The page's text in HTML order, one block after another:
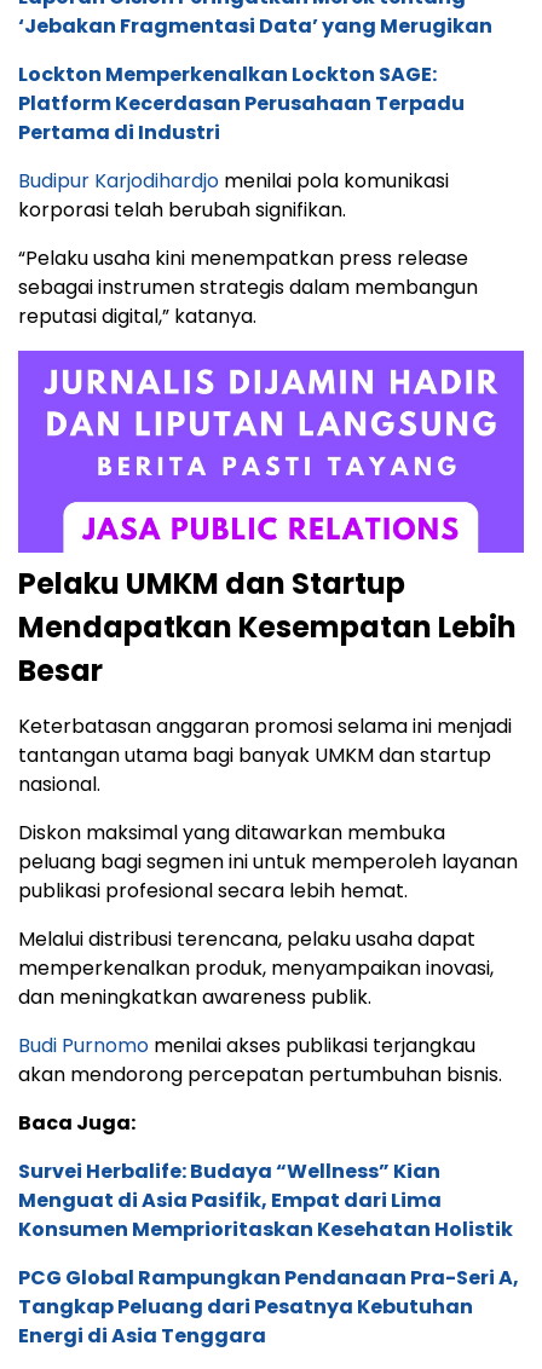
‘Jebakan Fragmentasi Data’ yang Merugikan
Lockton Memperkenalkan Lockton SAGE:
Platform Kecerdasan Perusahaan Terpadu
Pertama di Industri
Budipur Karjodihardjo menilai pola komunikasi
korporasi telah berubah signifikan.
“Pelaku usaha kini menempatkan press release
sebagai instrumen strategis dalam membangun
reputasi digital,” katanya.
Pelaku UMKM dan Startup
Mendapatkan Kesempatan Lebih
Besar
Keterbatasan anggaran promosi selama ini menjadi
tantangan utama bagi banyak UMKM dan startup
nasional.
Diskon maksimal yang ditawarkan membuka
peluang bagi segmen ini untuk memperoleh layanan
publikasi profesional secara lebih hemat.
Melalui distribusi terencana, pelaku usaha dapat
memperkenalkan produk, menyampaikan inovasi,
dan meningkatkan awareness publik.
Budi Purnomo menilai akses publikasi terjangkau
akan mendorong percepatan pertumbuhan bisnis.
Baca Juga:
Survei Herbalife: Budaya “Wellness” Kian
Menguat di Asia Pasifik, Empat dari Lima
Konsumen Memprioritaskan Kesehatan Holistik
PCG Global Rampungkan Pendanaan Pra-Seri A,
Tangkap Peluang dari Pesatnya Kebutuhan
Energi di Asia Tenggara